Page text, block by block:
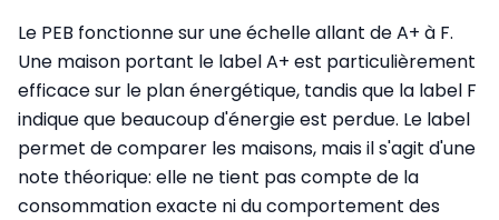
Le PEB fonctionne sur une échelle allant de A+ à F.
Une maison portant le label A+ est particulièrement
efficace sur le plan énergétique, tandis que la label F
indique que beaucoup d'énergie est perdue. Le label
permet de comparer les maisons, mais il s'agit d'une
note théorique: elle ne tient pas compte de la
consommation exacte ni du comportement des